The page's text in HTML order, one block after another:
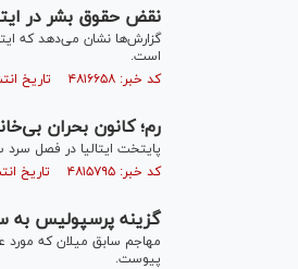
نقض حقوق بشر در
است.
کد خبر: ۴۸۱۶۶۵۸ تاریخ انتشار : ۱۴۰۳/۱۱/۰۶
رم؛ کانون بحران
پایتخت ایتالیا در فصل
کد خبر: ۴۸۱۵۷۹۵ تاریخ انتشار : ۱۴۰۳/۱۱/۰۱
گزینه پرسپولیس به
مهاجم سابق میلان که مورد
پیوست.